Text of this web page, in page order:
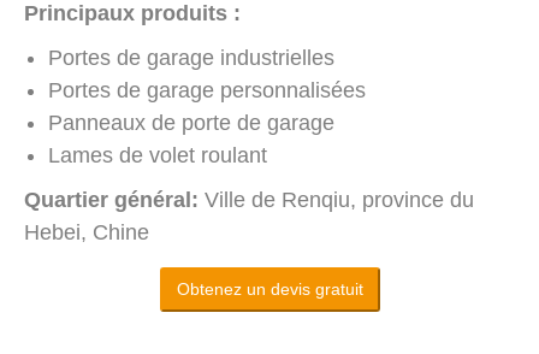
Principaux produits :
Portes de garage industrielles
Portes de garage personnalisées
Panneaux de porte de garage
Lames de volet roulant
Quartier général: Ville de Renqiu, province du
Hebei, Chine
Obtenez un devis gratuit